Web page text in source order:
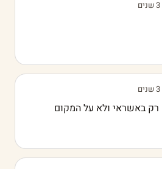
באשראי ולא על המקום